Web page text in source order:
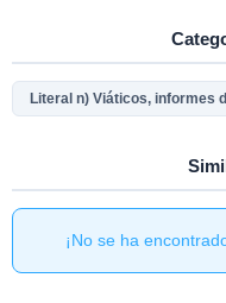
Literal n) Viáticos, informes
¡No se ha